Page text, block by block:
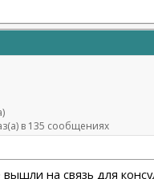
в 135 сообщениях
на связь для